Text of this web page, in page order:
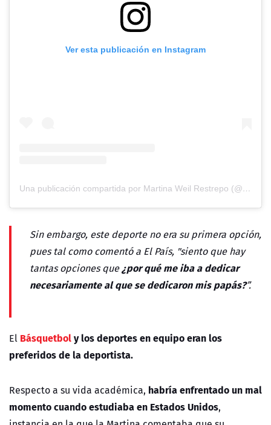
Ver esta publicación en Instagram
Una publicación compartida por Martina Weil Restrepo (@martinaweil)
Sin embargo, este deporte no era su primera opción,
pues tal como comentó a El País, "siento que hay
tantas opciones que¿por qué me iba a dedicar
necesariamente al que se dedicaron mis papás?”.
El Básquetboly los deportes en equipo eran los
preferidos de la deportista.
Respecto a su vida académica, habría enfrentado un mal
momento cuando estudiaba en Estados Unidos,